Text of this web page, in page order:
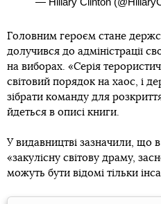
Головним героєм стане
долучився до адміністрації
на виборах. «Серія
світовий порядок на хаос, і
зібрати команду для
йдеться в описі книги.
У видавництві зазначили, що
«закулісну світову драму,
можуть бути відомі тільки